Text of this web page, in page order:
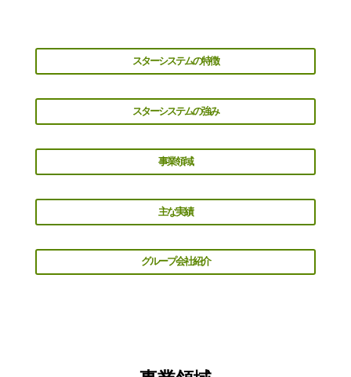
スターシステムの特徴
スターシステムの強み
事業領域
主な実績
グループ会社紹介